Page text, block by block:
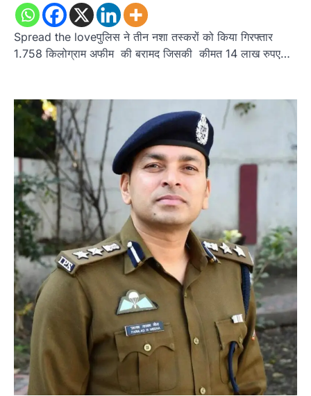
Spread the loveपुलिस ने तीन नशा तस्करों को किया गिरफ्तार
1.758 किलोग्राम अफीम की बरामद जिसकी कीमत 14 लाख रुपए…